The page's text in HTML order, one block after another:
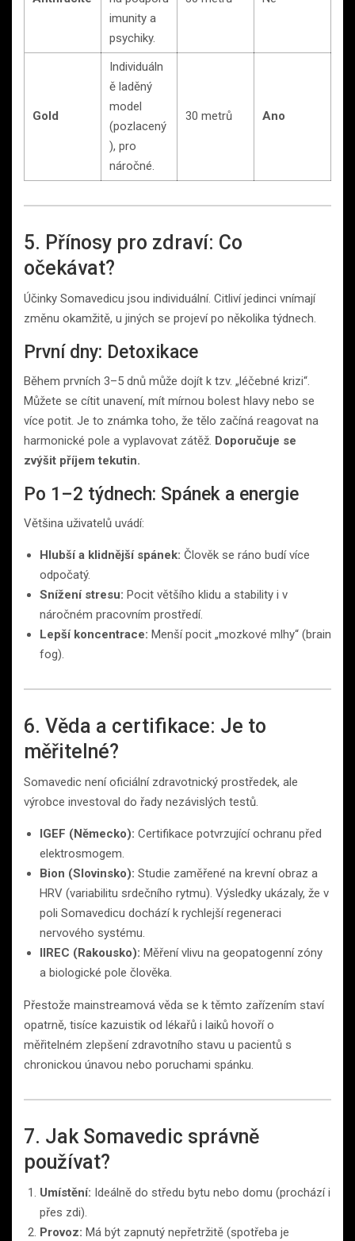
imunity a
psychiky.
Gold
Individuáln
ě laděný
model
(pozlacený
), pro
náročné.
30 metrů Ano
5. Přínosy pro zdraví: Co
očekávat?
Účinky Somavedicu jsou individuální. Citliví jedinci vnímají
změnu okamžitě, u jiných se projeví po několika týdnech.
První dny: Detoxikace
Během prvních 3–5 dnů může dojít k tzv. „léčebné krizi“.
Můžete se cítit unavení, mít mírnou bolest hlavy nebo se
více potit. Je to známka toho, že tělo začíná reagovat na
harmonické pole a vyplavovat zátěž. Doporučuje se
zvýšit příjem tekutin.
Po 1–2 týdnech: Spánek a energie
Většina uživatelů uvádí:
Hlubší a klidnější spánek: Člověk se ráno budí více
odpočatý.
Snížení stresu: Pocit většího klidu a stability i v
náročném pracovním prostředí.
Lepší koncentrace: Menší pocit „mozkové mlhy“ (brain
fog).
6. Věda a certifikace: Je to
měřitelné?
Somavedic není oficiální zdravotnický prostředek, ale
výrobce investoval do řady nezávislých testů.
IGEF (Německo): Certifikace potvrzující ochranu před
elektrosmogem.
Bion (Slovinsko): Studie zaměřené na krevní obraz a
HRV (variabilitu srdečního rytmu). Výsledky ukázaly, že v
poli Somavedicu dochází k rychlejší regeneraci
nervového systému.
IIREC (Rakousko): Měření vlivu na geopatogenní zóny
a biologické pole člověka.
Přestože mainstreamová věda se k těmto zařízením staví
opatrně, tisíce kazuistik od lékařů i laiků hovoří o
měřitelném zlepšení zdravotního stavu u pacientů s
chronickou únavou nebo poruchami spánku.
7. Jak Somavedic správně
používat?
Umístění: Ideálně do středu bytu nebo domu (prochází i
přes zdi).
Provoz: Má být zapnutý nepřetržitě (spotřeba je